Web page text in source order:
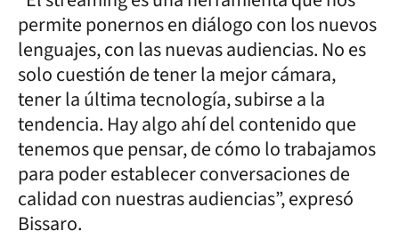
permite ponernos en diálogo con los nuevos
lenguajes, con las nuevas audiencias. No es
solo cuestión de tener la mejor cámara,
tener la última tecnología, subirse a la
tendencia. Hay algo ahí del contenido que
tenemos que pensar, de cómo lo trabajamos
para poder establecer conversaciones de
calidad con nuestras audiencias”, expresó
Bissaro.